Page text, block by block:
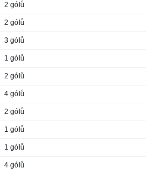
2 gólů
2 gólů
3 gólů
1 gólů
2 gólů
4 gólů
2 gólů
1 gólů
1 gólů
4 gólů